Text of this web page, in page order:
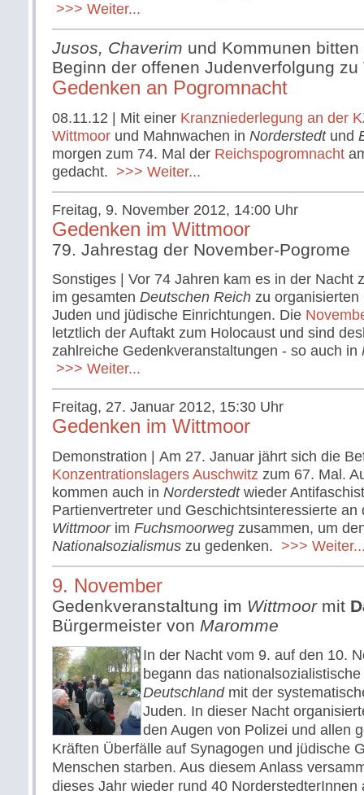
>>> Weiter...
Jusos, Chaverim und Kommunen
Beginn der offenen Judenverfolgung
Gedenken an Pogromnacht
08.11.12 | Mit einer Kranzniederlegung an der
Wittmoor und Mahnwachen in Norderstedtund
morgen zum 74. Mal der Reichspogromnacht
gedacht. >>> Weiter...
Freitag, 9. November 2012, 14:00 Uhr
Gedenken im Wittmoor
79. Jahrestag der November-Pogrome
Sonstiges | Vor 74 Jahren kam es in der Nacht
im gesamten Deutschen Reich zu
Juden und jüdische Einrichtungen. Die
letztlich der Auftakt zum Holocaust und sind
zahlreiche Gedenkveranstaltungen - so auch in
>>> Weiter...
Freitag, 27. Januar 2012, 15:30 Uhr
Gedenken im Wittmoor
Demonstration | Am 27. Januar jährt sich die
Konzentrationslagers Auschwitz zum 67. Mal.
kommen auch in Norderstedtwieder
Partienvertreter und Geschichtsinteressierte
Wittmoorim Fuchsmoorweg zusammen, um
Nationalsozialismus zu gedenken. >>>
9. November
Gedenkveranstaltung im Wittmoormit
Bürgermeister von Maromme
In der Nacht vom 9. auf den 10.
begann das
Deutschlandmit der
Juden. In dieser Nacht
den Augen von Polizei und allen
Kräften Überfälle auf Synagogen und jüdische
Menschen starben. Aus diesem Anlass
dieses Jahr wieder rund 40